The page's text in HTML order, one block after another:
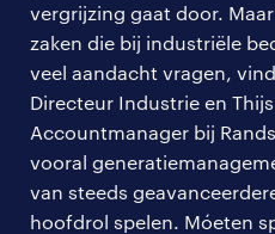
vergrijzing gaat door.
zaken die bij industriële
veel aandacht vragen,
Directeur Industrie en
Accountmanager bij
vooral
van steeds
hoofdrol spelen. Móeten